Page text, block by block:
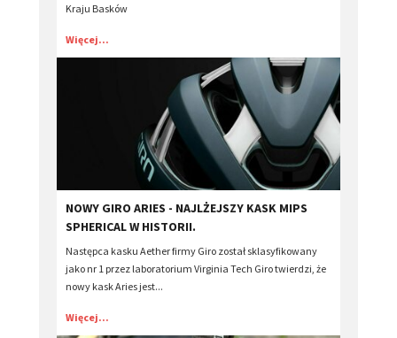
Kraju Basków
Więcej...
​NOWY GIRO ARIES - NAJLŻEJSZY KASK MIPS
SPHERICAL W HISTORII.
Następca kasku Aether firmy Giro został sklasyfikowany
jako nr 1 przez laboratorium Virginia Tech Giro twierdzi, że
nowy kask Aries jest...
Więcej...